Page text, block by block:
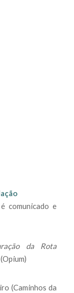
comunicado e
da Rota
(Caminhos da